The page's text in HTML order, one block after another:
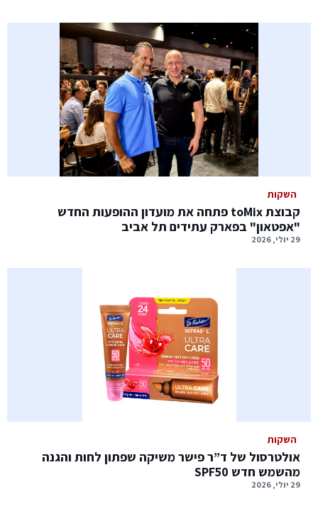
השקות
קבוצת toMix פתחה את מועדון ההופעות החדש
"אפטאון" בפארק עתידים תל אביב
29 יולי, 2026
השקות
אולטרסול של ד”ר פישר משיקה שפתון לחות והגנה
מהשמש חדש SPF50
29 יולי, 2026